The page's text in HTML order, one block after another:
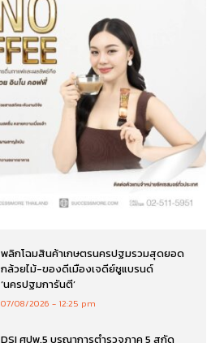
พลิกโฉมสินค้าเกษตรนครปฐมรวมสุดยอด
กล้วยไม้-ของดีเมืองเจดีย์ชูแบรนด์
‘นครปฐมการันตี’
07/08/2026 12:25 pm
DSI ศปพ.5 บูรณาการตำรวจภาค 5 สกัด